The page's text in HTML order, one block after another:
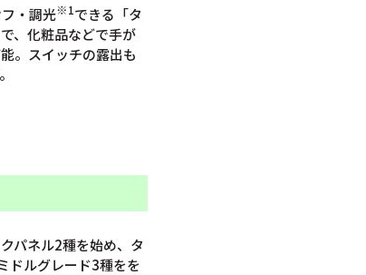
・調光※1できる「タ
、化粧品などで手が
。スイッチの露出も
パネル2種を始め、タ
ドルグレード3種をを